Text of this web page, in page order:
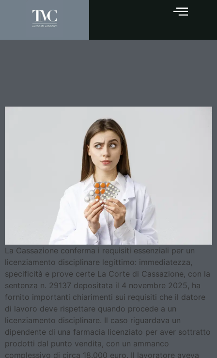
La Cassazione conferma i requisiti essenziali per un
licenziamento disciplinare legittimo: immediatezza,
specificità e prove certe La Corte di Cassazione, con la
sentenza n. 29137 depositata il 4 novembre 2025, ha
fornito importanti chiarimenti sui requisiti che il datore
di lavoro deve rispettare quando procede a un
licenziamento disciplinare. Il caso riguardava un
dipendente di una farmacia licenziato per aver sottratto
prodotti dal punto vendita, con un ammanco
complessivo di circa 18.000 euro. Il lavoratore aveva